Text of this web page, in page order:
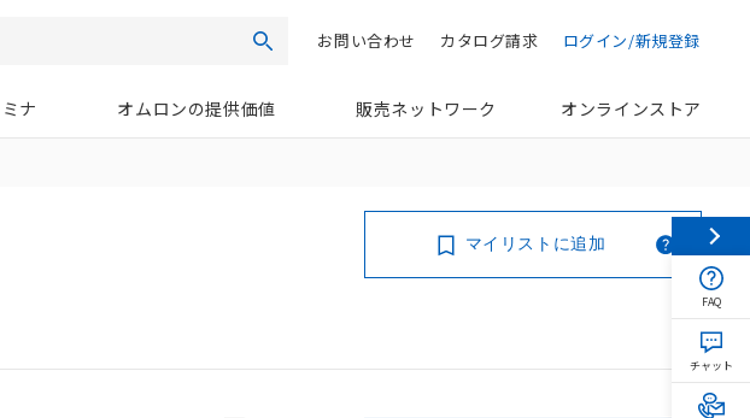
検索 ログイン/新規登録
カタログ請求
お問い合わせ
ナ オムロンの提供価値 販売ネットワーク オンラインストア
マイリストに追加
FAQ
チャット